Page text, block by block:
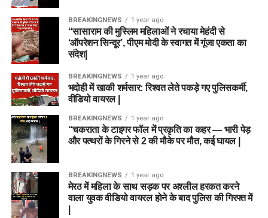
BREAKINGNEWS 1 year ago
“सासाराम की मुस्लिम महिलाओं ने रचाया मेहंदी से
‘ऑपरेशन सिन्दूर’, पीएम मोदी के स्वागत में गूंजा एकता का
संदेश|
BREAKINGNEWS 1 year ago
भदोही में खाकी शर्मसार: रिश्वत लेते पकड़े गए पुलिसकर्मी,
वीडियो वायरल |
BREAKINGNEWS 1 year ago
“चकराता के टाइगर फॉल में प्रकृति का कहर — भारी पेड़
और पत्थरों के गिरने से 2 की मौके पर मौत, कई घायल |
BREAKINGNEWS 1 year ago
मेरठ में महिला के साथ सड़क पर अश्लील हरकत करने
वाला युवक वीडियो वायरल होने के बाद पुलिस की गिरफ्त में